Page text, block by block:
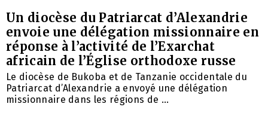
Un diocèse du Patriarcat d’Alexandrie
envoie une délégation missionnaire en
réponse à l’activité de l’Exarchat
africain de l’Église orthodoxe russe
Le diocèse de Bukoba et de Tanzanie occidentale du
Patriarcat d’Alexandrie a envoyé une délégation
missionnaire dans les régions de ...